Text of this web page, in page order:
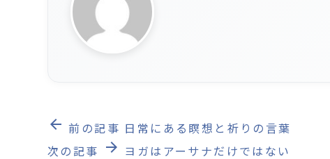
arrow_back 前の記事 日常にある瞑想と祈りの言葉
次の記事
arrow_forward ヨガはアーサナだけではない